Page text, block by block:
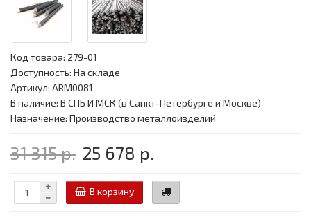
Код товара: 279-01
Доступность: На складе
Артикул: ARM0081
В наличие: В СПБ И МСК (в Санкт-Петербурге и Москве)
Назначение: Производство металлоизделий
31 315 р. 25 678 р.
В корзину